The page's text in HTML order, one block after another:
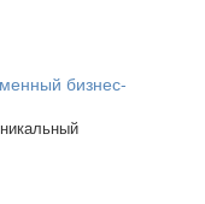
бизнес-